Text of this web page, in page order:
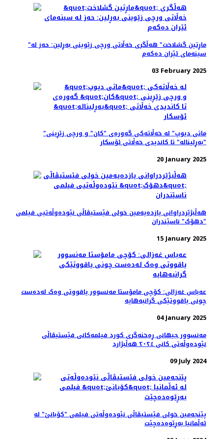
"ماڕتین گشلاخت" هە‌ڵگری خه‌ڵاتی ورچی زێوینی بەڕلین: حه‌ز له
سینه‌مای ئێران ده‌که‌م
03 February 2025
"ماتی دیوپ" لە خه‌ڵاته‌کی گه‌وره‌ی "کان" و ورچی زێڕینی
"بەڕلیناله" تا کاندیدی خه‌ڵاتی ئۆسکار
20 January 2025
هه‌ڵبژێردراوانی یازده‌یه‌مین خولی فێستیڤاڵی نێودەوڵەتیی فیلمی
"دهۆک" ناسێندران
15 January 2025
عەباس غەزالی: کۆچی مامۆستا مه‌نسوور یاقووتی وه‌ک له‌ده‌ست
چونی یاقووتێکی گرانبه‌هایه
04 January 2025
مەنسوور جیهانی ڕه‌خنه‌گری کورد فیلمه‌کانی فێستیڤاڵی
نێوده‌وڵه‌تی کانی ٢٠٢٤ هه‌ڵبژارد
09 July 2024
پێنجەمین خولی فێستیڤاڵی نێودەوڵەتی فیلمی "کۆبانێ" لە
ئەڵمانیا بەڕێوەده‌چێت